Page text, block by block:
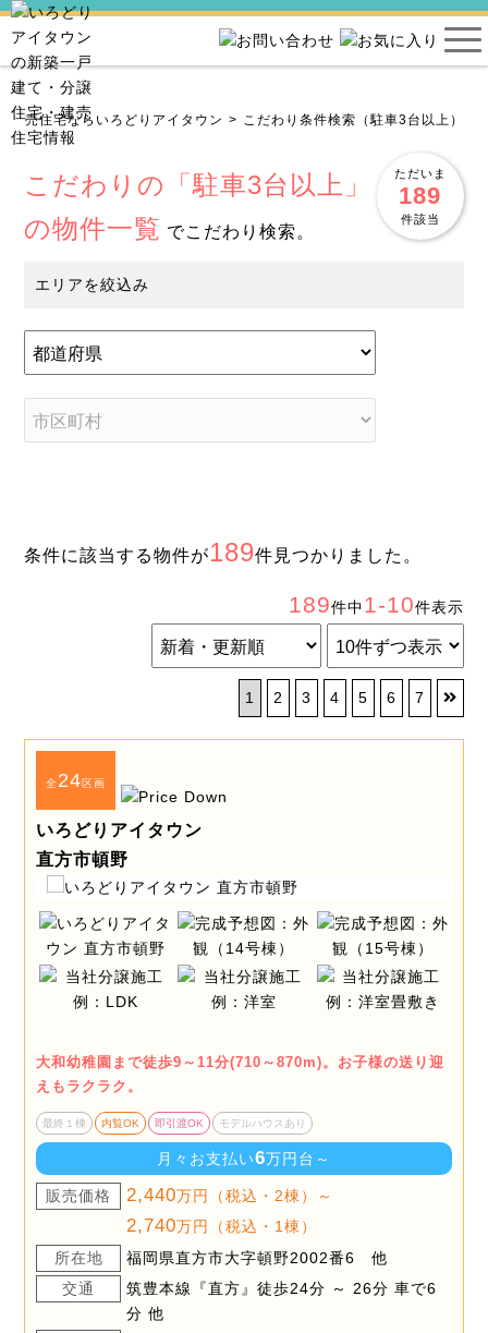
建売住宅ならいろどりアイタウン こだわり条件検索（駐車3台以上）
こだわりの「駐車3台以上」
の物件一覧 でこだわり検索。
ただいま
189
件該当
エリアを絞込み
条件に該当する物件が189件見つかりました。
189件中1-10件表示
1 2 3 4 5 6 7
全24区画
いろどりアイタウン
直方市頓野
大和幼稚園まで徒歩9～11分(710～870m)。お子様の送り迎
えもラクラク。
最終１棟 内覧OK 即引渡OK モデルハウスあり
月々お支払い6万円台～
販売価格 2,440万円（税込・2棟）～
2,740万円（税込・1棟）
所在地
福岡県直方市大字頓野2002番6 他
交通
筑豊本線『直方』徒歩24分 ～ 26分 車で6
分 他